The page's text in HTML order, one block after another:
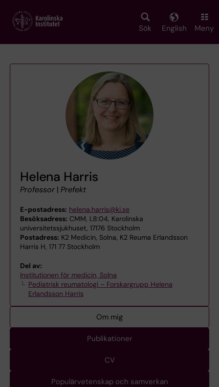
main
Sök English Meny
Helena Harris
Professor | Prefekt
E-postadress: helena.harris@ki.se
Besöksadress: CMM, L8:04, Karolinska
universitetssjukhuset, 17176 Stockholm
Postadress: K2 Medicin, Solna, K2 Reuma Erlandsson
Harris H, 171 77 Stockholm
Del av:
Institutionen för medicin, Solna
Pediatrisk reumatologi – Forskargrupp Helena
Erlandsson Harris
Om mig
Publikationer
CV
Populärvetenskap och samverkan